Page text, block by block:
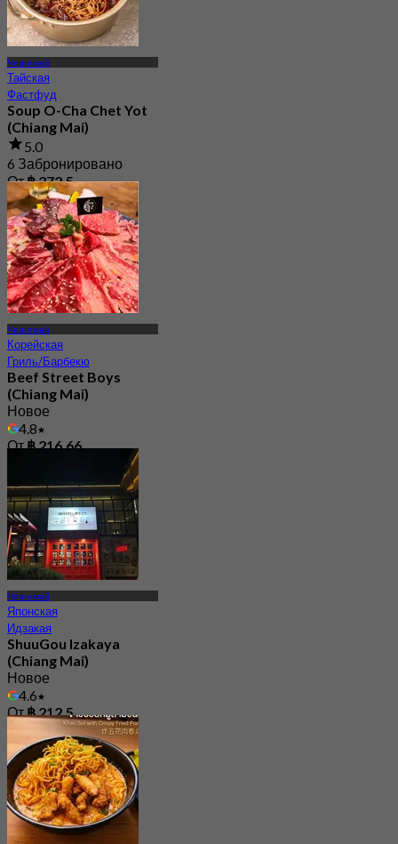
Чиангмай
Тайская
Фастфуд
Soup O-Cha Chet Yot
(Chiang Mai)
5.0
6 Забронировано
От฿ 272.5
Чиангмай
Корейская
Гриль/Барбекю
Beef Street Boys
(Chiang Mai)
Новое
4.8
От฿ 216.66
Чиангмай
Японская
Идзакая
ShuuGou Izakaya
(Chiang Mai)
Новое
4.6
От฿ 212.5